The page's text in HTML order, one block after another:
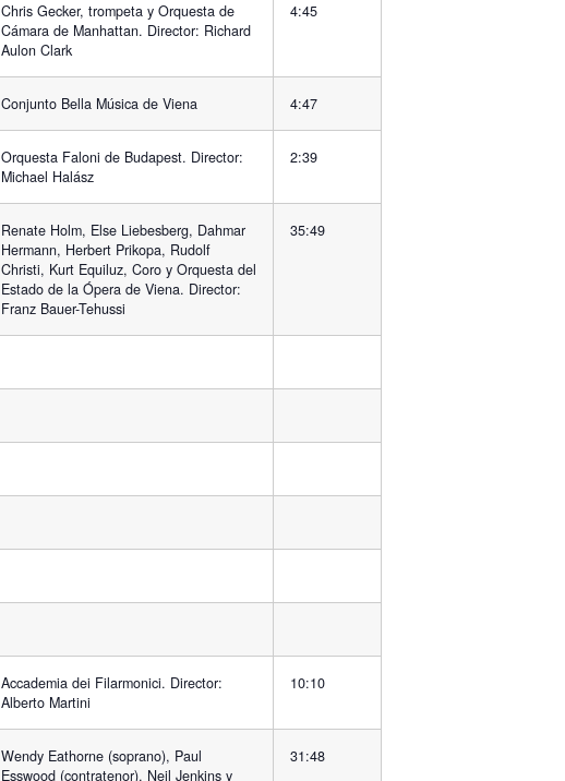
Chris Gecker, trompeta y Orquesta de
Cámara de Manhattan. Director: Richard
Aulon Clark
4:45
Conjunto Bella Música de Viena 4:47
Orquesta Faloni de Budapest. Director:
Michael Halász
2:39
Renate Holm, Else Liebesberg, Dahmar
Hermann, Herbert Prikopa, Rudolf
Christi, Kurt Equiluz, Coro y Orquesta del
Estado de la Ópera de Viena. Director:
Franz Bauer-Tehussi
35:49
Accademia dei Filarmonici. Director:
Alberto Martini
10:10
Wendy Eathorne (soprano), Paul
Esswood (contratenor), Neil Jenkins y
31:48